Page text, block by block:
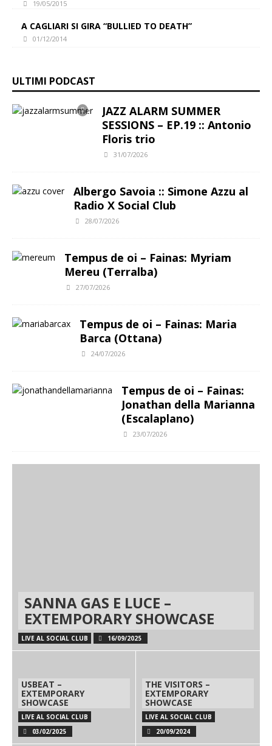
19/05/2015
A CAGLIARI SI GIRA “BULLIED TO DEATH”
01/12/2014
ULTIMI PODCAST
JAZZ ALARM SUMMER
SESSIONS – EP.19 :: Antonio
Floris trio
31/07/2026
Albergo Savoia :: Simone Azzu al
Radio X Social Club
28/07/2026
Tempus de oi – Fainas: Myriam
Mereu (Terralba)
27/07/2026
Tempus de oi – Fainas: Maria
Barca (Ottana)
24/07/2026
Tempus de oi – Fainas:
Jonathan della Marianna
(Escalaplano)
23/07/2026
SANNA GAS E LUCE –
EXTEMPORARY SHOWCASE
LIVE AL SOCIAL CLUB 16/09/2025
USBEAT –
EXTEMPORARY
SHOWCASE
LIVE AL SOCIAL CLUB
03/02/2025
THE VISITORS –
EXTEMPORARY
SHOWCASE
LIVE AL SOCIAL CLUB
20/09/2024